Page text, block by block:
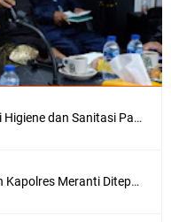
SPPG Mantiasa Jalani Inspeksi Higiene dan Sanitasi Pangan
Rombongan Negeri Melaka dan Kapolres Meranti Ditepungtawari, Sinergi Adat hingga Green Policing Menguat